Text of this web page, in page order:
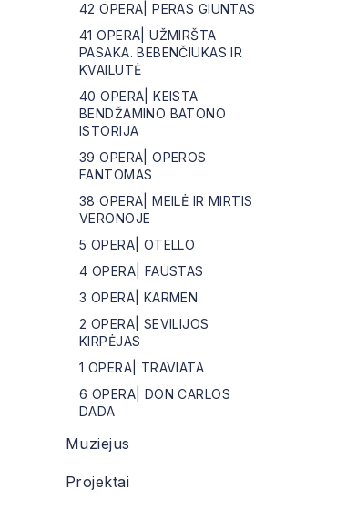
42 OPERA| PERAS GIUNTAS
41 OPERA| UŽMIRŠTA
PASAKA. BEBENČIUKAS IR
KVAILUTĖ
40 OPERA| KEISTA
BENDŽAMINO BATONO
ISTORIJA
39 OPERA| OPEROS
FANTOMAS
38 OPERA| MEILĖ IR MIRTIS
VERONOJE
5 OPERA| OTELLO
4 OPERA| FAUSTAS
3 OPERA| KARMEN
2 OPERA| SEVILIJOS
KIRPĖJAS
1 OPERA| TRAVIATA
6 OPERA| DON CARLOS
DADA
Muziejus
Projektai